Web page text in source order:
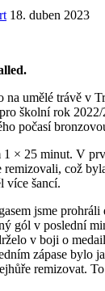
18. duben 2023
na umělé trávě v
školní rok 2022/
počasí
× 25 minut. V
remizovali, což
více šancí.
jsme
gól v poslední
v boji o
zápase bylo
remizovat.